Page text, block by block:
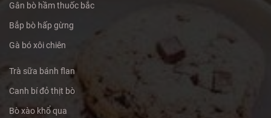
Gân bò hầm thuốc bắc
Bắp bò hấp gừng
Gà bó xôi chiên
Trà sữa bánh flan
Canh bí đỏ thịt bò
Bò xào khổ qua